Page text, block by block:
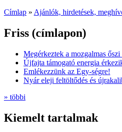
Címlap » Ajánlók, hirdetések,
Friss (címlapon)
Megérkeztek a mozgalmas őszi
Újfajta támogató energia
Emlékezzünk az Egy-ségre!
Nyár eleji feltöltődés és
» többi
Kiemelt tartalmak